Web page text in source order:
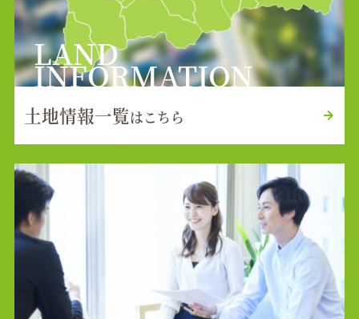
LAND
INFORMATION
土地情報一覧はこちら